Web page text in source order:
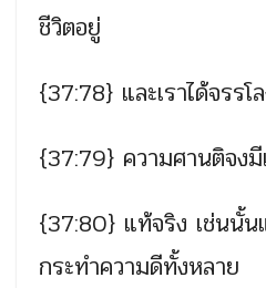
ชีวิตอยู่
{37:78} และเราได้จรร
{37:79} ความศานติจง
{37:80} แท้จริง เช่นนั้น
กระทำความดีทั้งหลาย